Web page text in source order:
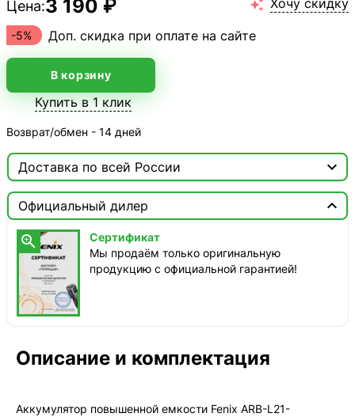
Цена:3 190 ₽  Хочу скидку
-5% Доп. скидка при оплате на сайте
В корзину
Купить в 1 клик
Возврат/обмен - 14 дней
Доставка по всей России 
 Москва
ТопРадар — Курьер
сегодня, от 350 ₽
ТопРадар — Самовывоз
сегодня, бесплатно
наб. Бережковская, д. 20, стр. 19
Официальный дилер


Сертификат
Мы продаём только оригинальную
продукцию с официальной гарантией!
Описание и комплектация
Аккумулятор повышенной емкости Fenix ARB-L21-